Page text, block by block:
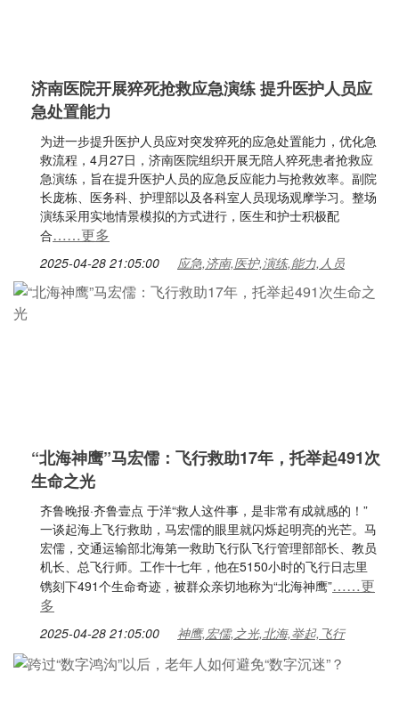
济南医院开展猝死抢救应急演练 提升医护人员应
急处置能力
为进一步提升医护人员应对突发猝死的应急处置能力，优化急
救流程，4月27日，济南医院组织开展无陪人猝死患者抢救应
急演练，旨在提升医护人员的应急反应能力与抢救效率。副院
长庞栋、医务科、护理部以及各科室人员现场观摩学习。整场
演练采用实地情景模拟的方式进行，医生和护士积极配
合……更多
2025-04-28 21:05:00 应急,济南,医护,演练,能力,人员
“北海神鹰”马宏儒：飞行救助17年，托举起491次
生命之光
齐鲁晚报·齐鲁壹点 于洋“救人这件事，是非常有成就感的！”
一谈起海上飞行救助，马宏儒的眼里就闪烁起明亮的光芒。马
宏儒，交通运输部北海第一救助飞行队飞行管理部部长、教员
机长、总飞行师。工作十七年，他在5150小时的飞行日志里
镌刻下491个生命奇迹，被群众亲切地称为“北海神鹰”……更
多
2025-04-28 21:05:00 神鹰,宏儒,之光,北海,举起,飞行